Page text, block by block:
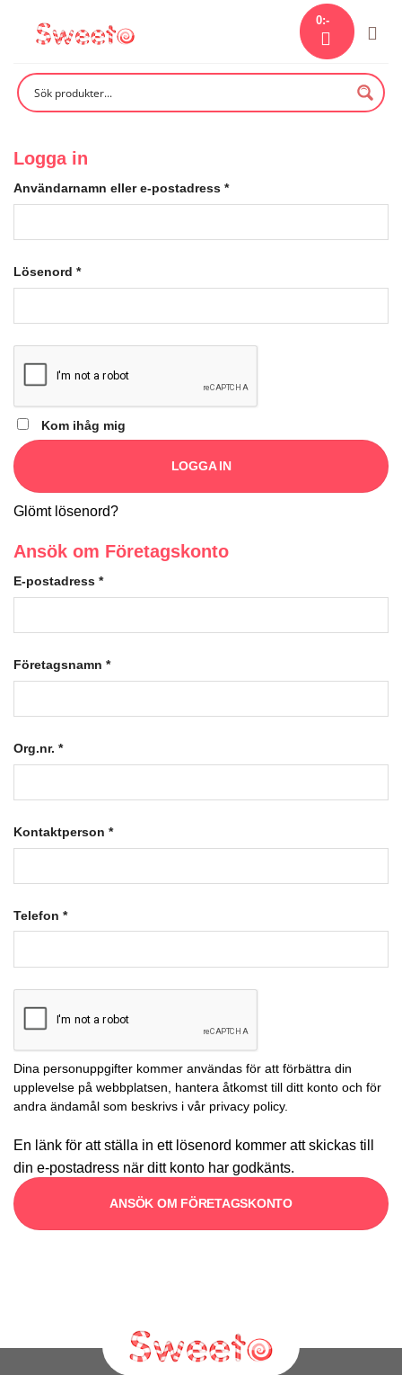
0:-
Logga in
Användarnamn eller e-postadress *
Lösenord *
Kom ihåg mig
LOGGA IN
Glömt lösenord?
Ansök om Företagskonto
E-postadress *
Företagsnamn *
Org.nr. *
Kontaktperson *
Telefon *
Dina personuppgifter kommer användas för att förbättra din
upplevelse på webbplatsen, hantera åtkomst till ditt konto och för
andra ändamål som beskrivs i vår privacy policy.
En länk för att ställa in ett lösenord kommer att skickas till
din e-postadress när ditt konto har godkänts.
ANSÖK OM FÖRETAGSKONTO